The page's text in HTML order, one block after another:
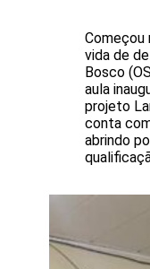
Começou
vida de
Bosco
aula
projeto
conta
abrindo